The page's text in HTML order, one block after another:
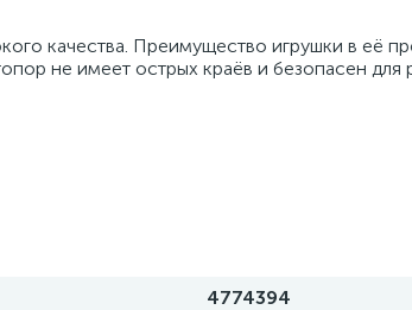
качества. Преимущество игрушки в её
не имеет острых краёв и безопасен для
4774394